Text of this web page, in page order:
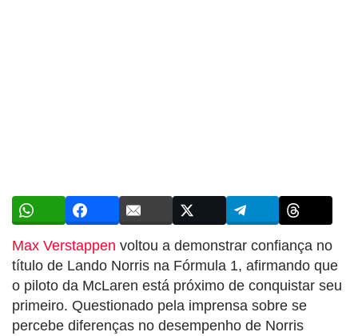
Max Verstappen voltou a demonstrar confiança no
título de Lando Norris na Fórmula 1, afirmando que
o piloto da McLaren está próximo de conquistar seu
primeiro. Questionado pela imprensa sobre se
percebe diferenças no desempenho de Norris